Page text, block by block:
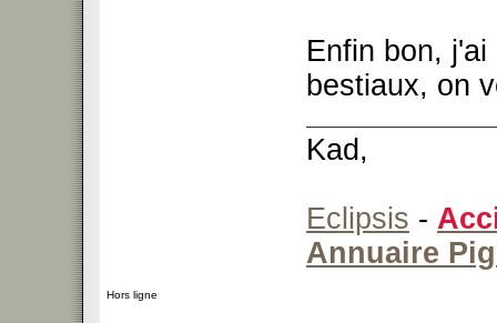
Enfin bon,
bestiaux, on
Kad,
Eclipsis -
Annuaire
Hors ligne